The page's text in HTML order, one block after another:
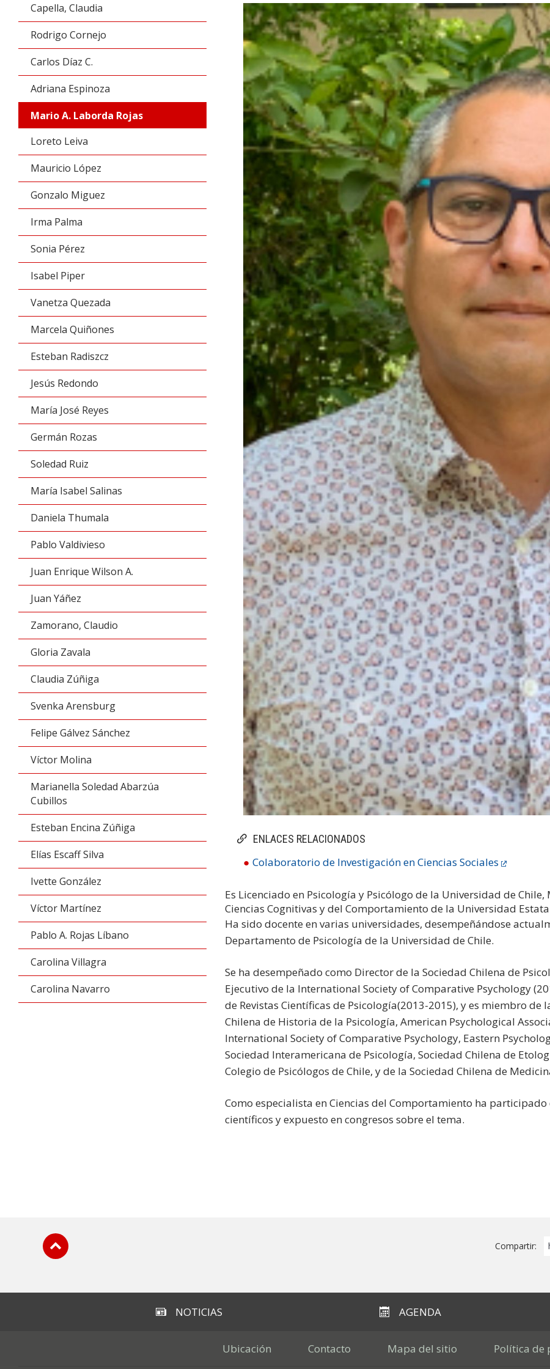
Capella, Claudia
Rodrigo Cornejo
Carlos Díaz C.
Adriana Espinoza
Mario A. Laborda Rojas
Loreto Leiva
Mauricio López
Gonzalo Miguez
Irma Palma
Sonia Pérez
Isabel Piper
Vanetza Quezada
Marcela Quiñones
Esteban Radiszcz
Jesús Redondo
María José Reyes
Germán Rozas
Soledad Ruiz
María Isabel Salinas
Daniela Thumala
Pablo Valdivieso
Juan Enrique Wilson A.
Juan Yáñez
Zamorano, Claudio
Gloria Zavala
Claudia Zúñiga
Svenka Arensburg
Felipe Gálvez Sánchez
Víctor Molina
Marianella Soledad Abarzúa
Cubillos
Esteban Encina Zúñiga
Elías Escaff Silva
Ivette González
Víctor Martínez
Pablo A. Rojas Líbano
Carolina Villagra
Carolina Navarro
ENLACES RELACIONADOS
Colaboratorio de Investigación en Ciencias Sociales
Es Licenciado en Psicología y Psicólogo de la Universidad de Chile,
Ciencias Cognitivas y del Comportamiento de la Universidad
Ha sido docente en varias universidades, desempeñándose
Departamento de Psicología de la Universidad de Chile.
Se ha desempeñado como Director de la Sociedad Chilena de
Ejecutivo de la International Society of Comparative Psychology
de Revistas Científicas de Psicología(2013-2015), y es miembro de
Chilena de Historia de la Psicología, American Psychological
International Society of Comparative Psychology, Eastern
Sociedad Interamericana de Psicología, Sociedad Chilena de
Colegio de Psicólogos de Chile, y de la Sociedad Chilena de
Como especialista en Ciencias del Comportamiento ha
científicos y expuesto en congresos sobre el tema.
Compartir:
NOTICIAS AGENDA
Ubicación Contacto Mapa del sitio Política de